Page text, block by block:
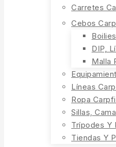
Carretes
Cebos
DIP,
Malla
Líneas
Ropa
Sillas,
Trípodes Y
Tiendas Y